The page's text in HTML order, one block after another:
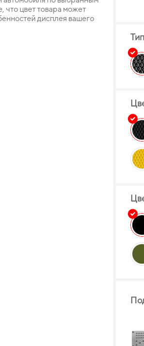
что цвет товара может
дисплея вашего